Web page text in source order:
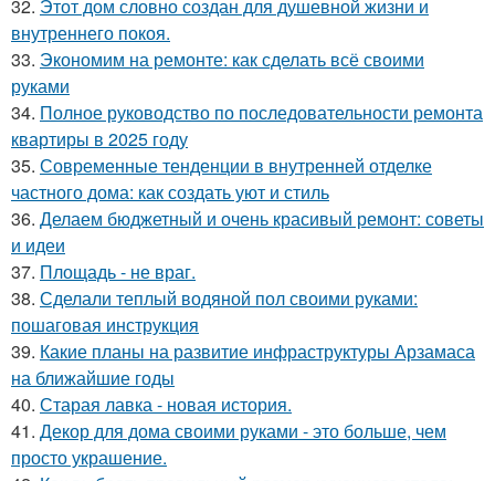
32. Этот дом словно создан для душевной жизни и
внутреннего покоя.
33. Экономим на ремонте: как сделать всё своими
руками
34. Полное руководство по последовательности ремонта
квартиры в 2025 году
35. Современные тенденции в внутренней отделке
частного дома: как создать уют и стиль
36. Делаем бюджетный и очень красивый ремонт: советы
и идеи
37. Площадь - не враг.
38. Сделали теплый водяной пол своими руками:
пошаговая инструкция
39. Какие планы на развитие инфраструктуры Арзамаса
на ближайшие годы
40. Старая лавка - новая история.
41. Декор для дома своими руками - это больше, чем
просто украшение.